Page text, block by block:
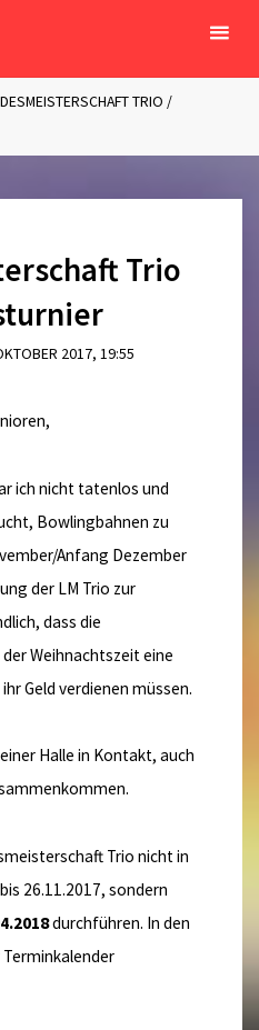
TRIO /
Trio
2017, 19:55
ich nicht tatenlos und
Bowlingbahnen zu
Anfang Dezember
der LM Trio zur
dass die
Weihnachtszeit eine
Geld verdienen müssen.
Halle in Kontakt, auch
Trio nicht in
26.11.2017, sondern
durchführen. In den